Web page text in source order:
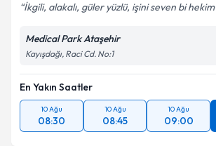
İkgili, alakalı, güler yüzlü, işini seven bi hekim
Medical Park Ataşehir
Kayışdağı, Raci Cd. No:1
En Yakın Saatler
10 Ağu
08:30
10 Ağu
08:45
10 Ağu
09:00